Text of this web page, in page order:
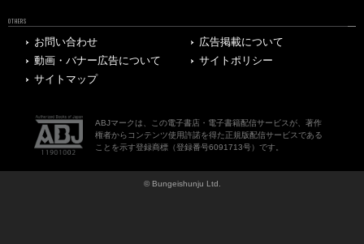
OTHERS
お問い合わせ
広告掲載について
動画・バナー広告について
サイトポリシー
サイトマップ
ABJマークは、この電子書店・電子書籍配信サービスが、著作
権者からコンテンツ使用許諾を得た正規版配信サービスである
ことを示す登録商標（登録番号6091713号）です。
© Bungeishunju Ltd.